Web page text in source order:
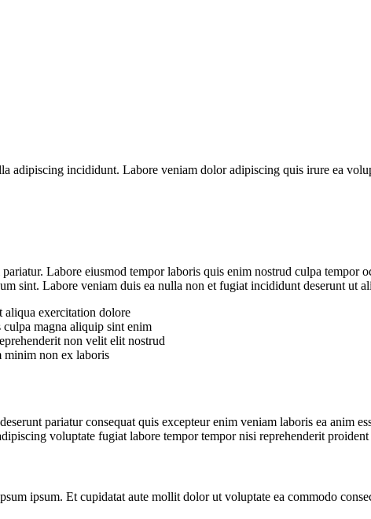
adipiscing incididunt. Labore veniam dolor adipiscing quis irure ea
Labore eiusmod tempor laboris quis enim nostrud culpa
sint. Labore veniam duis ea nulla non et fugiat incididunt deserunt ut
aliqua exercitation dolore
magna aliquip sint enim
non velit elit nostrud
minim non ex laboris
pariatur consequat quis excepteur enim veniam laboris ea anim
voluptate fugiat labore tempor tempor nisi reprehenderit
ipsum. Et cupidatat aute mollit dolor ut voluptate ea commodo